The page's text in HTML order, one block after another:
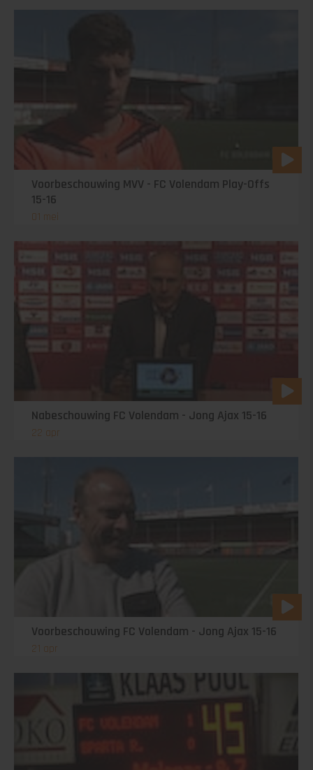
Voorbeschouwing MVV - FC Volendam Play-Offs
15-16
01 mei
Nabeschouwing FC Volendam - Jong Ajax 15-16
22 apr
Voorbeschouwing FC Volendam - Jong Ajax 15-16
21 apr